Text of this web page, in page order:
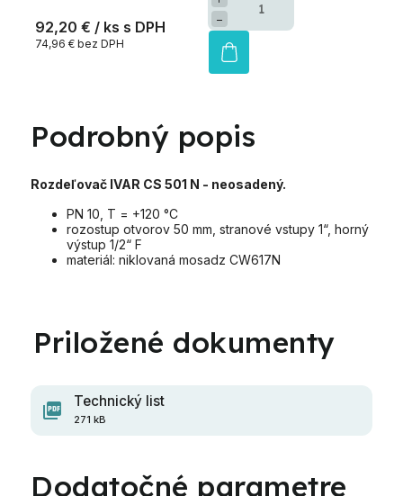
92,20 € / ks
74,96 € bez DPH
−
Podrobný popis
Rozdeľovač IVAR CS 501 N - neosadený.
PN 10, T = +120 °C
rozostup otvorov 50 mm, stranové vstupy 1“, horný
výstup 1/2“ F
materiál: niklovaná mosadz CW617N
Technický list
271 kB
Dodatočné parametre